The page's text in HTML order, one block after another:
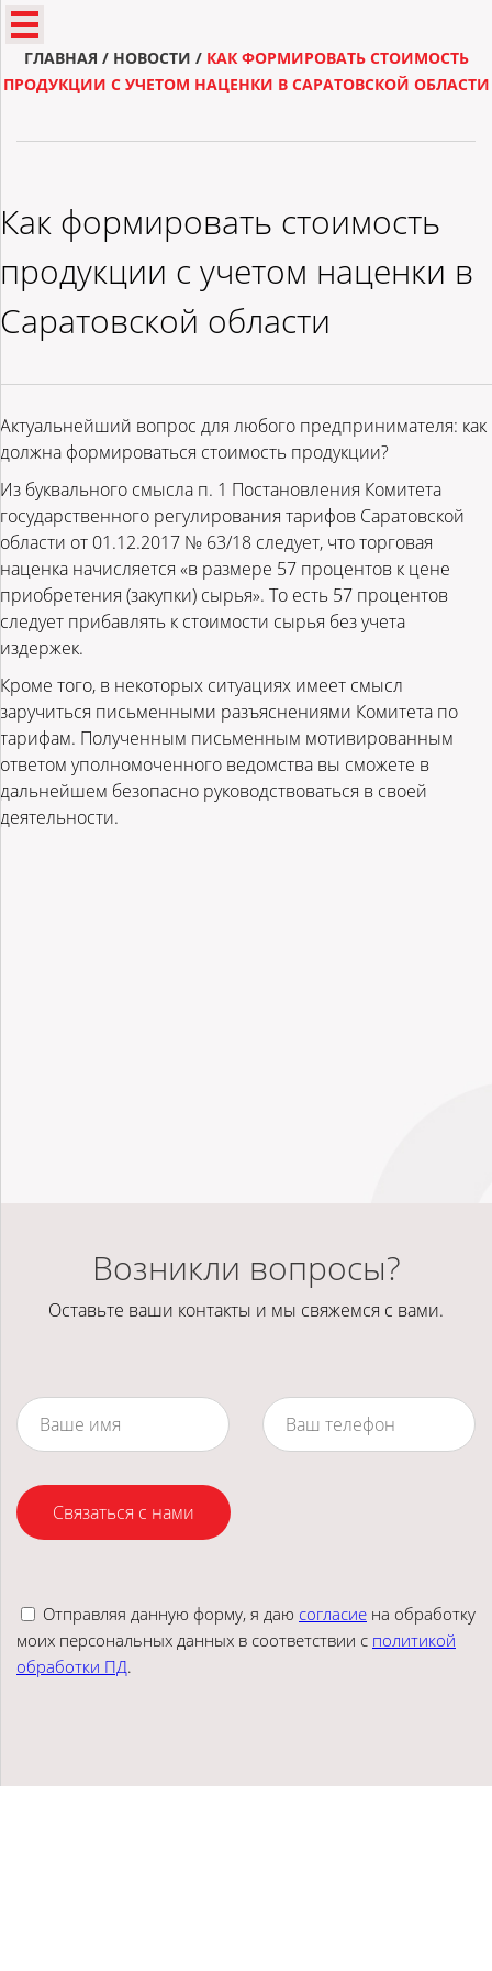
ГЛАВНАЯ / НОВОСТИ / КАК ФОРМИРОВАТЬ СТОИМОСТЬ
ПРОДУКЦИИ С УЧЕТОМ НАЦЕНКИ В САРАТОВСКОЙ ОБЛАСТИ
Как формировать стоимость
продукции с учетом наценки в
Саратовской области
Актуальнейший вопрос для любого предпринимателя: как
должна формироваться стоимость продукции?
Из буквального смысла п. 1 Постановления Комитета
государственного регулирования тарифов Саратовской
области от 01.12.2017 № 63/18 следует, что торговая
наценка начисляется «в размере 57 процентов к цене
приобретения (закупки) сырья». То есть 57 процентов
следует прибавлять к стоимости сырья без учета
издержек.
Кроме того, в некоторых ситуациях имеет смысл
заручиться письменными разъяснениями Комитета по
тарифам. Полученным письменным мотивированным
ответом уполномоченного ведомства вы сможете в
дальнейшем безопасно руководствоваться в своей
деятельности.
Возникли вопросы?
Оставьте ваши контакты и мы свяжемся с вами.
Связаться с нами
Отправляя данную форму, я даю согласие на обработку
моих персональных данных в соответствии с политикой
обработки ПД.